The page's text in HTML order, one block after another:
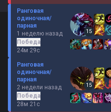
Ранговая
одиночная/
парная
1 неделю назад
Победа
24м 29с
15
Ранговая
одиночная/
парная
2 недели назад
Победа
28м 21с
15